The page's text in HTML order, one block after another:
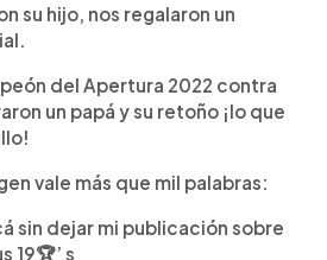
su hijo, nos regalaron un
del Apertura 2022 contra
un papá y su retoño ¡lo que
vale más que mil palabras:
sin dejar mi publicación sobre
19🏆’ s